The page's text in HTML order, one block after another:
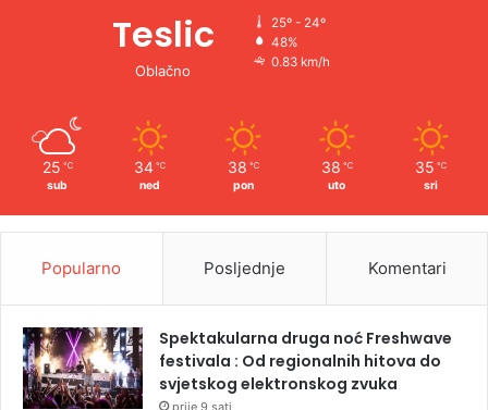
Teslic
Oblačno
25º - 24º
48%
0.83 km/h
25 ℃
sub
34 ℃
ned
38 ℃
pon
38 ℃
uto
35 ℃
sri
Popularno Posljednje Komentari
Spektakularna druga noć Freshwave
festivala : Od regionalnih hitova do
svjetskog elektronskog zvuka
prije 9 sati